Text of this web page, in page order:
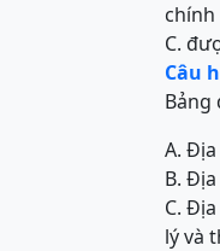
chính
C.
Câu
Bảng
A.
B.
C.
lý và